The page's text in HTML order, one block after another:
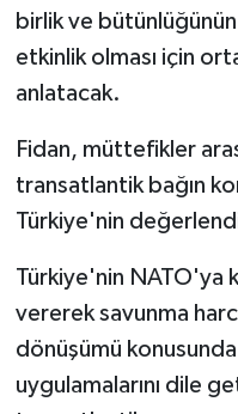
birlik ve
etkinlik olması için
anlatacak.
Fidan, müttefikler
transatlantik bağın
Türkiye'nin
Türkiye'nin NATO'ya
vererek savunma
dönüşümü
uygulamalarını dile